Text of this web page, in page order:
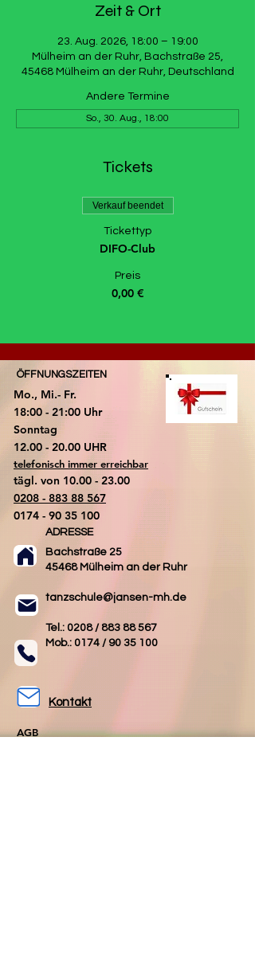
Zeit & Ort
23. Aug. 2026, 18:00 – 19:00
Mülheim an der Ruhr, Bachstraße 25,
45468 Mülheim an der Ruhr, Deutschland
Andere Termine
So., 30. Aug., 18:00
Tickets
Verkauf beendet
Tickettyp
DIFO-Club
Preis
0,00 €
ÖFFNUNGSZEITEN
Mo., Mi.- Fr.
18:00 - 21:00 Uhr
​Sonntag
​12.00 - 20.00 UHR
telefonisch immer erreichbar
tägl. von 10.00 - 23.00
0208 - 883 88 567
0174 - 90 35 100
ADRESSE
Bachstraße 25
45468 Mülheim an der Ruhr
tanzschule@jansen-mh.de
Tel.: 0208 / 883 88 567
Mob.: 0174 / 90 35 100
Kontakt
AGB